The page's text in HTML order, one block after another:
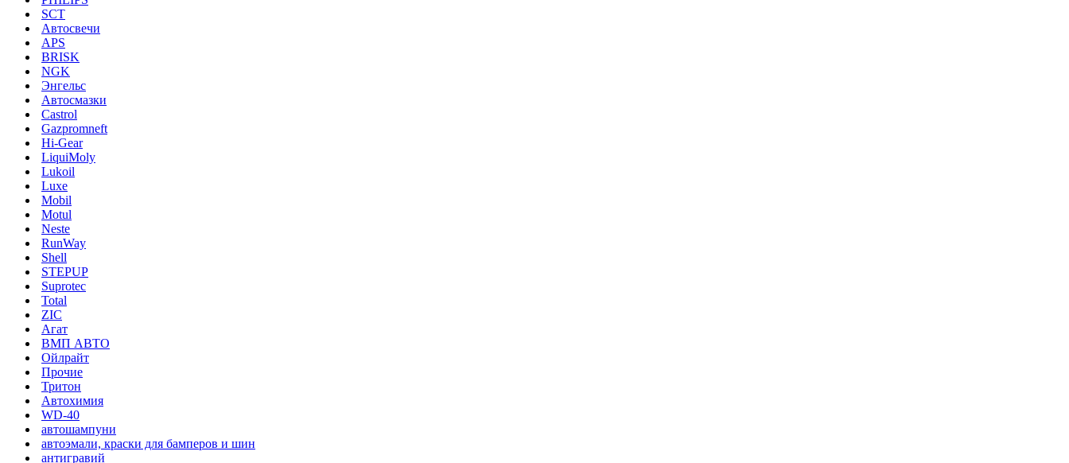
SCT
Автосвечи
APS
BRISK
NGK
Энгельс
Автосмазки
Castrol
Gazpromneft
Hi-Gear
LiquiMoly
Lukoil
Luxe
Mobil
Motul
Neste
RunWay
Shell
STEPUP
Suprotec
Total
ZIC
Агат
ВМП АВТО
Ойлрайт
Прочие
Тритон
Автохимия
WD-40
автошампуни
автоэмали, краски для бамперов и шин
антигравий